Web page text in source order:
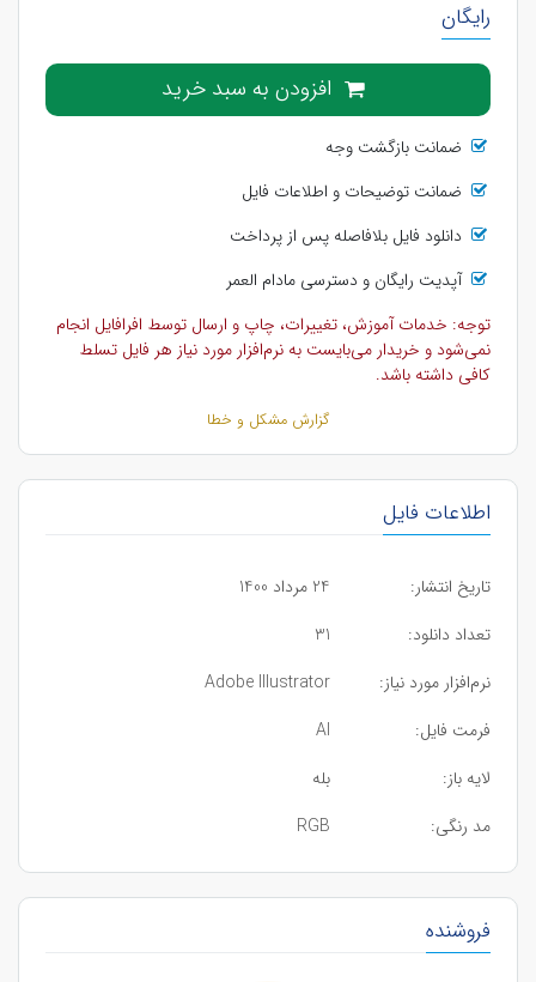
رایگان
افزودن به سبد خرید
ضمانت بازگشت وجه
ضمانت توضیحات و اطلاعات فایل
دانلود فایل بلافاصله پس از پرداخت
آپدیت رایگان و دسترسی مادام العمر
توجه: خدمات آموزش، تغییرات، چاپ و ارسال توسط افرافایل انجام
نمی‌شود و خریدار می‌بایست به نرم‌افزار مورد نیاز هر فایل تسلط
کافی داشته باشد.
گزارش مشکل و خطا
اطلاعات فایل
تاریخ انتشار:
24 مرداد 1400
تعداد دانلود:
31
نرم‌افزار مورد نیاز:
Adobe Illustrator
فرمت فایل:
AI
لایه باز:
بله
مد رنگی:
RGB
فروشنده